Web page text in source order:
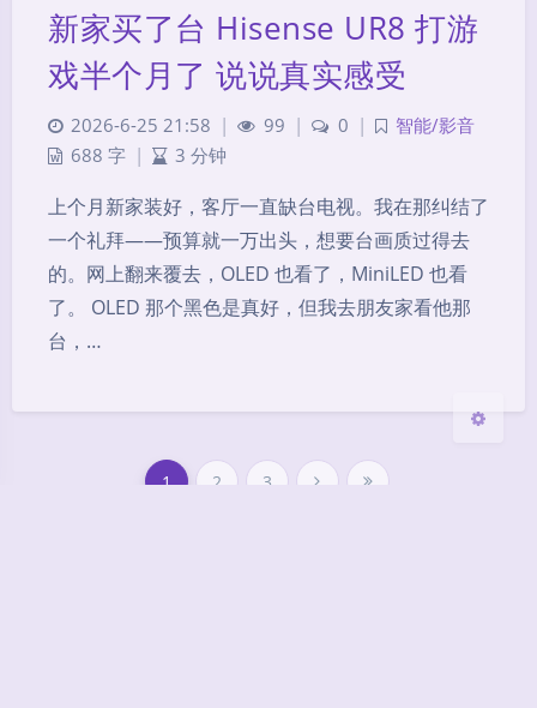
夜间模式
Sans Serif Serif
浅阴影 深阴影
关闭 日落 暗化 灰度
新家买了台 Hisense UR8 打游
戏半个月了 说说真实感受
2026-6-25 21:58 99 0
智能/影音
688 字
3 分钟
上个月新家装好，客厅一直缺台电视。我在那纠结了
一个礼拜——预算就一万出头，想要台画质过得去
的。网上翻来覆去，OLED 也看了，MiniLED 也看
了。 OLED 那个黑色是真好，但我去朋友家看他那
台，…
1 2 3